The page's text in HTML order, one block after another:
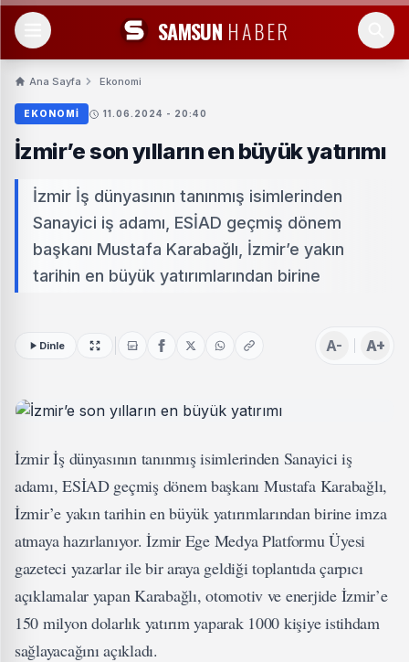
SAMSUN HABER
Ana Sayfa Ekonomi
EKONOMI 11.06.2024 - 20:40
İzmir’e son yılların en büyük yatırımı
İzmir İş dünyasının tanınmış isimlerinden
Sanayici iş adamı, ESİAD geçmiş dönem
başkanı Mustafa Karabağlı, İzmir’e yakın
tarihin en büyük yatırımlarından birine
Dinle A- A+
İzmir İş dünyasının tanınmış isimlerinden Sanayici iş
adamı, ESİAD geçmiş dönem başkanı Mustafa Karabağlı,
İzmir’e yakın tarihin en büyük yatırımlarından birine imza
atmaya hazırlanıyor. İzmir Ege Medya Platformu Üyesi
gazeteci yazarlar ile bir araya geldiği toplantıda çarpıcı
açıklamalar yapan Karabağlı, otomotiv ve enerjide İzmir’e
150 milyon dolarlık yatırım yaparak 1000 kişiye istihdam
sağlayacağını açıkladı.